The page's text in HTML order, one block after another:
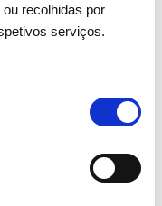
recolhidas por
serviços.
prazo